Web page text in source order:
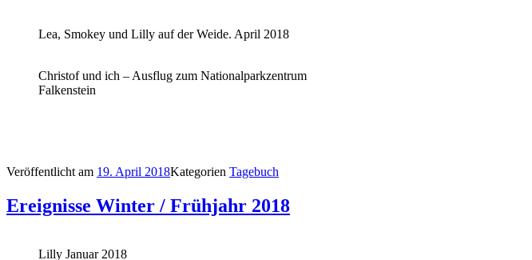
Lea, Smokey und Lilly auf der Weide. April 2018
Christof und ich – Ausflug zum Nationalparkzentrum
Falkenstein
Veröffentlicht am 19. April 2018Kategorien Tagebuch
Ereignisse Winter / Frühjahr 2018
Lilly Januar 2018